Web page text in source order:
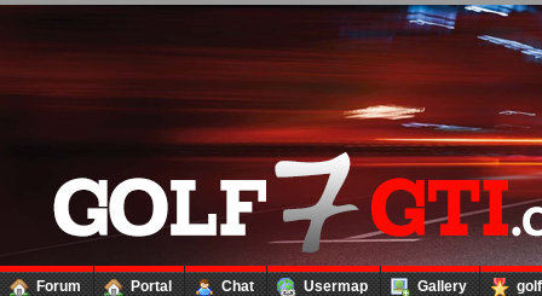
Forum Portal Chat Usermap Gallery